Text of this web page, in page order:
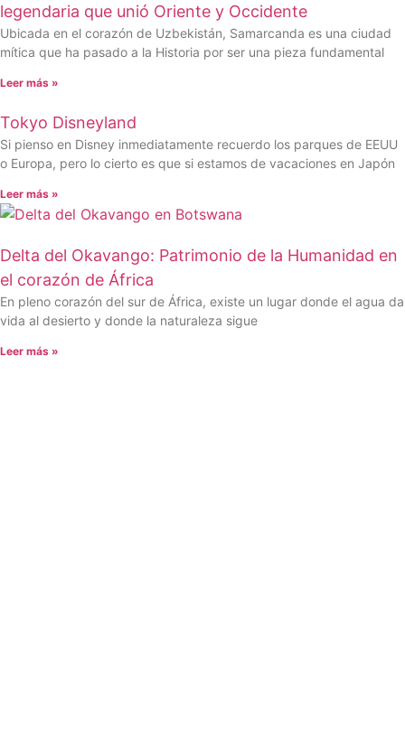
legendaria que unió Oriente y Occidente
Ubicada en el corazón de Uzbekistán, Samarcanda es una ciudad
mítica que ha pasado a la Historia por ser una pieza fundamental
Leer más »
Tokyo Disneyland
Si pienso en Disney inmediatamente recuerdo los parques de EEUU
o Europa, pero lo cierto es que si estamos de vacaciones en Japón
Leer más »
Delta del Okavango: Patrimonio de la Humanidad en
el corazón de África
En pleno corazón del sur de África, existe un lugar donde el agua da
vida al desierto y donde la naturaleza sigue
Leer más »